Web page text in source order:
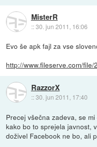
MisterR
::30. jun 2011, 16:06
Evo še apk fajl za vse
http://www.fileserve.com/file/
RazzorX
::30. jun 2011, 17:40
Precej všečna zadeva, se
kako bo to sprejela javnost,
doživel Facebook ne bo, ali